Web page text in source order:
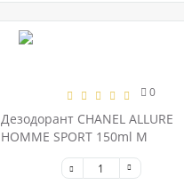
0
Дезодорант CHANEL ALLURE
HOMME SPORT 150ml M